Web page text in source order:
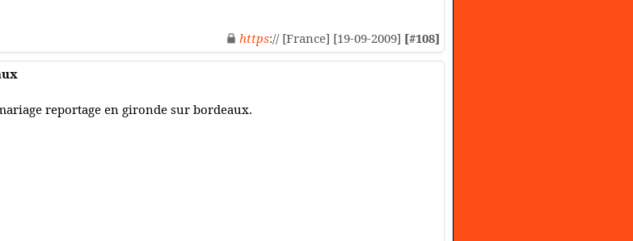
https:// [France] [19-09-2009] [#108]
reportage en gironde sur bordeaux.